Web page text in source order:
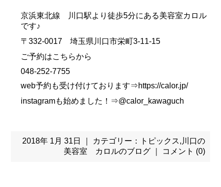
京浜東北線 川口駅より徒歩5分にある美容室カロル
です♪
〒332-0017 埼玉県川口市栄町3-11-15
ご予約はこちらから
048-252-7755
web予約も受け付けております⇒https://calor.jp/
instagramも始めました！⇒@calor_kawaguch
2018年 1月 31日 ｜ カテゴリー： トピックス, 川口の
美容室 カロルのブログ｜ コメント (0)